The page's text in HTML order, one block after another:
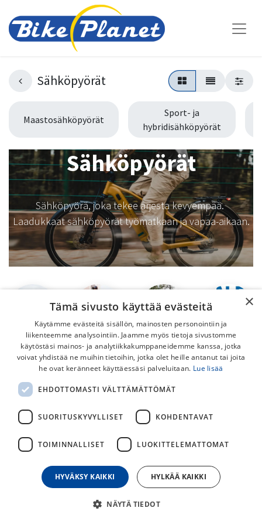
Sähköpyörät
Maastosähköpyörät
Sport- ja
hybridisähköpyörät
Sähköpyörät
Sähköpyörä, joka tekee arjesta kevyempää.
Laadukkaat sähköpyörät työmatkaan ja vapaa-aikaan.
Työmatkaan
ja vapaalle
Arkeen ja
kaupunkiin
Maastoon ja
poluille
Outlet
sähköpyörät
×
Tämä sivusto käyttää evästeitä
Käytämme evästeitä sisällön, mainosten personointiin ja
liikenteemme analysointiin. Jaamme myös tietoja sivustomme
käytöstäsi mainos- ja analytiikkakumppaneidemme kanssa, jotka
voivat yhdistää ne muihin tietoihin, jotka olet heille antanut tai joita
he ovat keränneet käyttäessäsi palveluitaan. Lue lisää
EHDOTTOMASTI VÄLTTÄMÄTTÖMÄT
SUORITUSKYVYLLISET KOHDENTAVAT
TOIMINNALLISET LUOKITTELEMATTOMAT
HYVÄKSY KAIKKI HYLKÄÄ KAIKKI
NÄYTÄ TIEDOT